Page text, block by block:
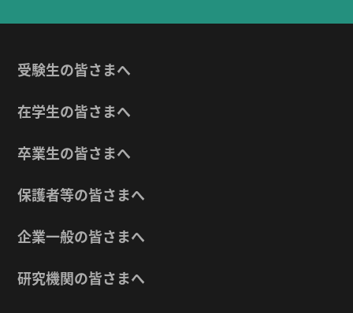
受験生の皆さまへ
在学生の皆さまへ
卒業生の皆さまへ
保護者等の皆さまへ
企業一般の皆さまへ
研究機関の皆さまへ